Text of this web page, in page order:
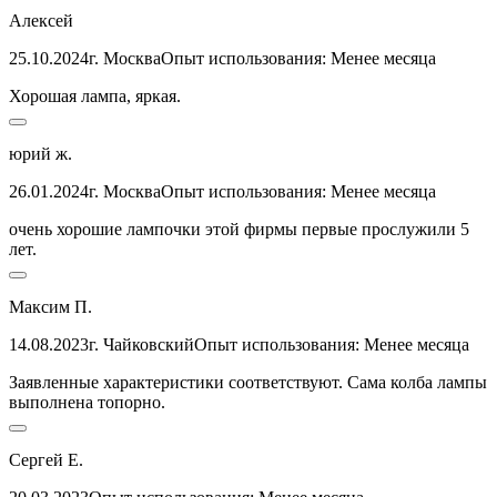
Алексей
25.10.2024г. МоскваОпыт использования: Менее месяца
Хорошая лампа, яркая.
юрий ж.
26.01.2024г. МоскваОпыт использования: Менее месяца
очень хорошие лампочки этой фирмы первые прослужили 5
лет.
Максим П.
14.08.2023г. ЧайковскийОпыт использования: Менее месяца
Заявленные характеристики соответствуют. Сама колба лампы
выполнена топорно.
Сергей Е.